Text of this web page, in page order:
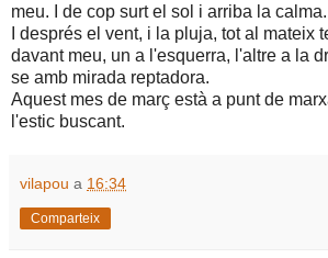
meu. I de cop surt el sol i arriba la
I després el vent, i la pluja, tot al mateix
davant meu, un a l'esquerra, l'altre a la
se amb mirada reptadora.
Aquest mes de març està a punt de
l'estic buscant.
vilapou a 16:34
Comparteix